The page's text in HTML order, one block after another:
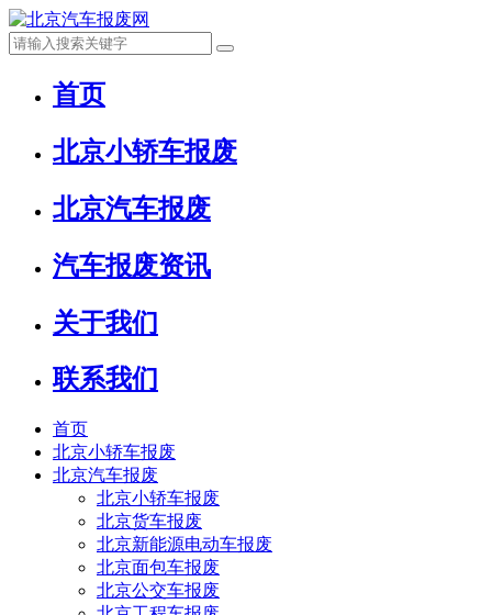
首页
北京小轿车报废
北京汽车报废
汽车报废资讯
关于我们
联系我们
首页
北京小轿车报废
北京汽车报废
北京小轿车报废
北京货车报废
北京新能源电动车报废
北京面包车报废
北京公交车报废